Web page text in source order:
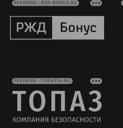
РЕКЛАМА • RZD-BONUS.RU
РЕКЛАМА • TOPAZ24.RU